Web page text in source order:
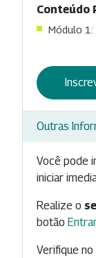
Conteúdo
Módulo 1:
Outras
Você pode
iniciar
Realize o
botão Entrar
Verifique